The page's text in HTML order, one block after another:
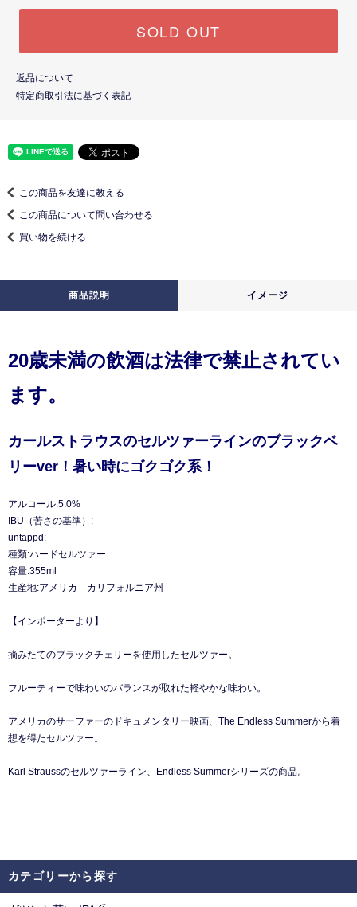
SOLD OUT
返品について
特定商取引法に基づく表記
この商品を友達に教える
この商品について問い合わせる
買い物を続ける
商品説明 イメージ
20歳未満の飲酒は法律で禁止されてい
ます。
カールストラウスのセルツァーラインのブラックベ
リーver！暑い時にゴクゴク系！
アルコール:5.0%
IBU（苦さの基準）:
untappd:
種類:ハードセルツァー
容量:355ml
生産地:アメリカ カリフォルニア州
【インポーターより】
摘みたてのブラックチェリーを使用したセルツァー。
フルーティーで味わいのバランスが取れた軽やかな味わい。
アメリカのサーファーのドキュメンタリー映画、The Endless Summerから着
想を得たセルツァー。
Karl Straussのセルツァーライン、Endless Summerシリーズの商品。
カテゴリーから探す